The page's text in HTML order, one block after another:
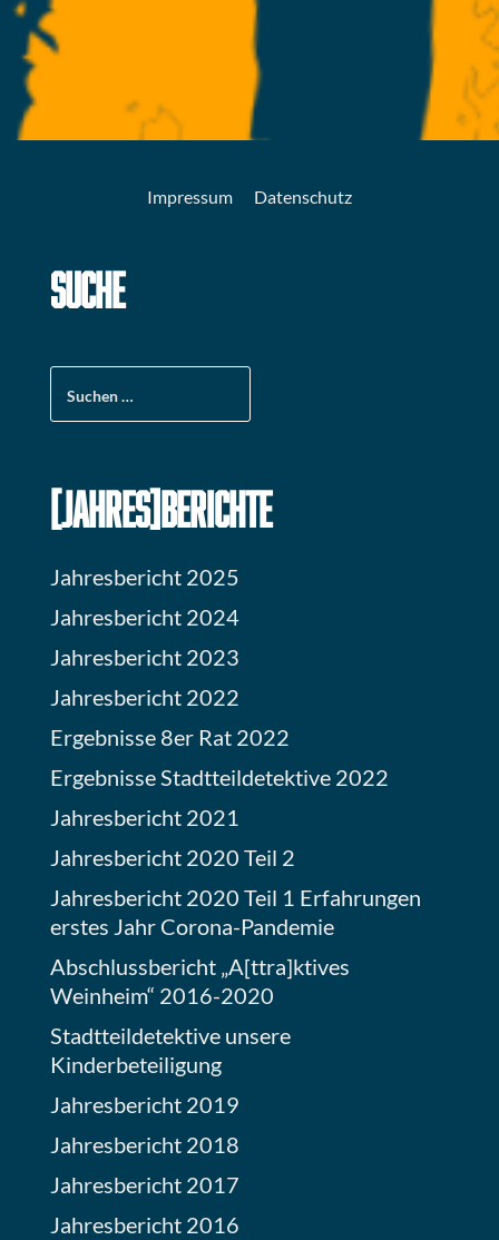
Impressum Datenschutz
SUCHE
[JAHRES]BERICHTE
Jahresbericht 2025
Jahresbericht 2024
Jahresbericht 2023
Jahresbericht 2022
Ergebnisse 8er Rat 2022
Ergebnisse Stadtteildetektive 2022
Jahresbericht 2021
Jahresbericht 2020 Teil 2
Jahresbericht 2020 Teil 1 Erfahrungen
erstes Jahr Corona-Pandemie
Abschlussbericht „A[ttra]ktives
Weinheim“ 2016-2020
Stadtteildetektive unsere
Kinderbeteiligung
Jahresbericht 2019
Jahresbericht 2018
Jahresbericht 2017
Jahresbericht 2016